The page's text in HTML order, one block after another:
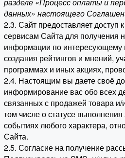
данных» настоящего
2.3. Сайт предоставляет доступ
сервисам Сайта для получения
информации по интересующему
создания рейтингов и мнений,
программах и иных акциях,
2.4. Настоящим вы даете своё
информирование вас обо всех
связанных с продажей товара и/
том числе о статусе
событиях любого характера,
Сайта.
2.5. Согласие на получение